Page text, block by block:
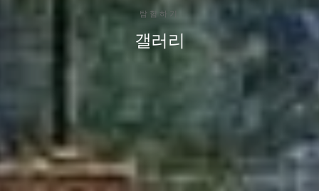
탐험하기
갤러리